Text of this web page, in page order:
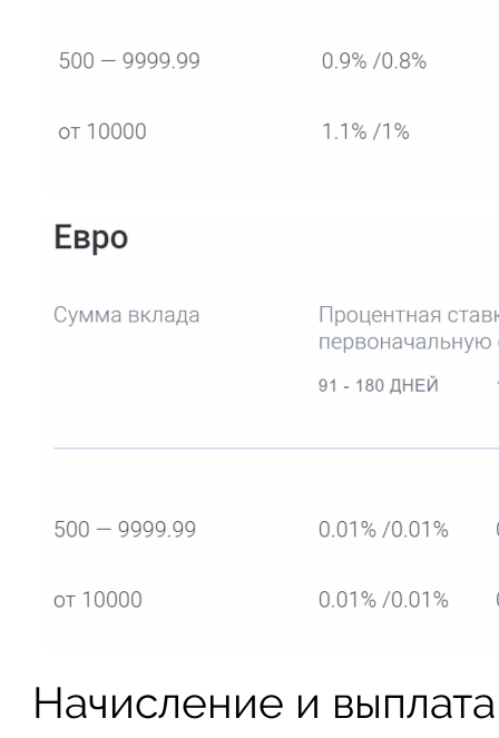
Начисление и